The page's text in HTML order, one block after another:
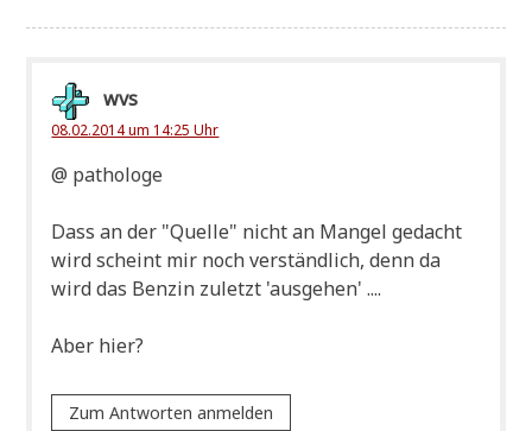
wvs
08.02.2014 um 14:25 Uhr
@ patho­lo­ge
Dass an der "Quel­le" nicht an Man­gel gedacht
wird scheint mir noch ver­ständ­lich, denn da
wird das Ben­zin zuletzt 'aus­ge­hen' ....
Aber hier?
Zum Antworten anmelden